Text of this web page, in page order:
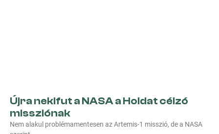
Újra nekifut a NASA a Holdat célzó
missziónak
Nem alakul problémamentesen az Artemis-1 misszió, de a NASA